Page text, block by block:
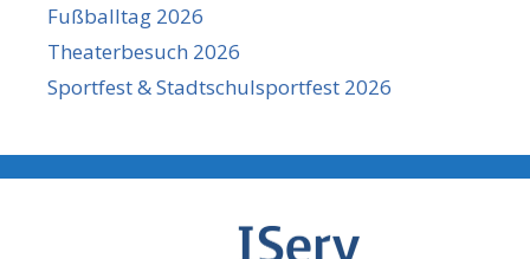
Fußballtag 2026
Theaterbesuch 2026
Sportfest & Stadtschulsportfest 2026